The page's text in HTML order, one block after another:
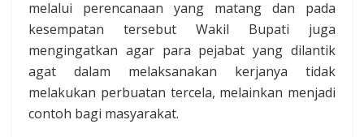
melalui perencanaan yang matang dan pada
kesempatan tersebut Wakil Bupati juga
mengingatkan agar para pejabat yang dilantik
agat dalam melaksanakan kerjanya tidak
melakukan perbuatan tercela, melainkan menjadi
contoh bagi masyarakat.